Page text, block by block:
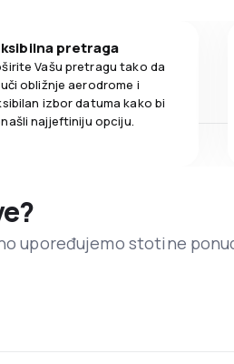
pretraga
Vašu pretragu tako da
obližnje aerodrome i
izbor datuma kako bi
najjeftiniju opciju.
upoređujemo stotine